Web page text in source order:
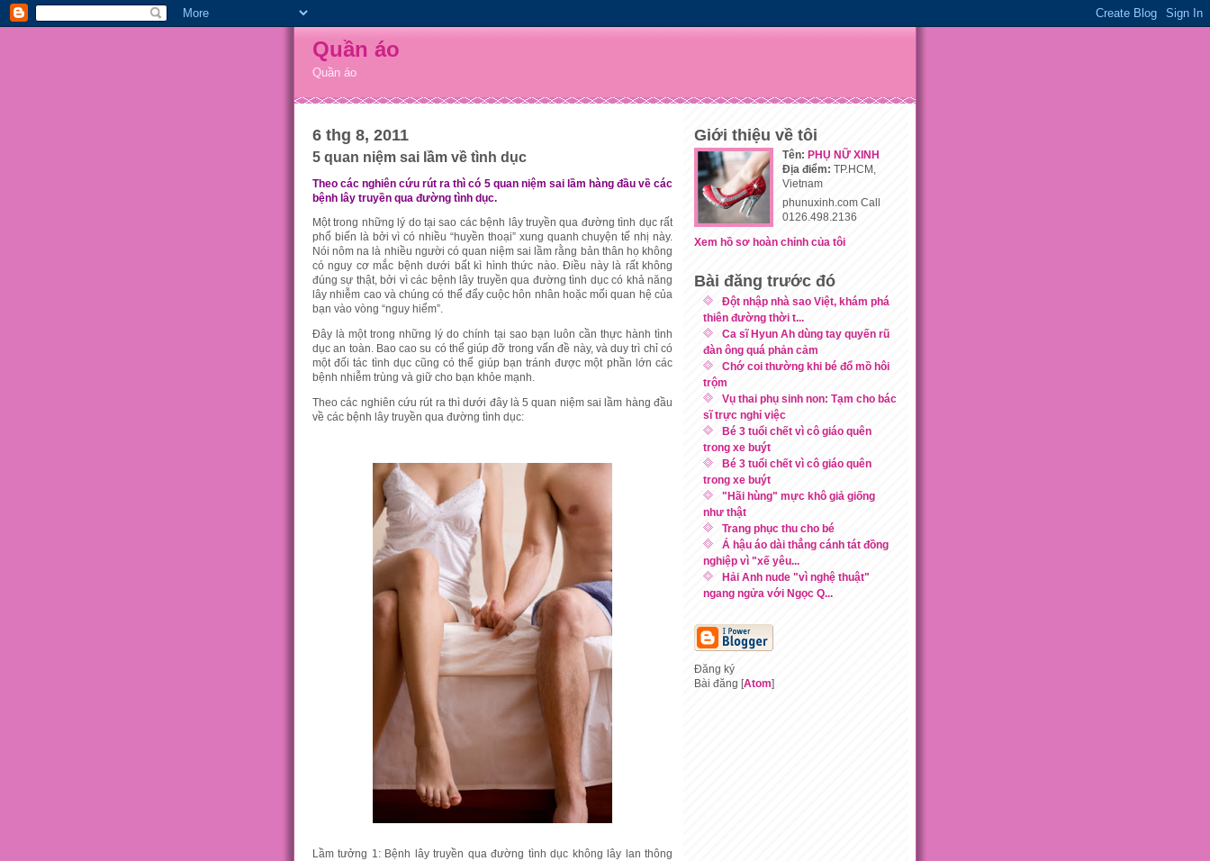
Quần áo
Quần áo
6 thg 8, 2011
5 quan niệm sai lầm về tình dục
Theo các nghiên cứu rút ra thì có 5 quan niệm sai lầm hàng đầu về các
bệnh lây truyền qua đường tình dục.
Một trong những lý do tại sao các bệnh lây truyền qua đường tình dục rất
phổ biến là bởi vì có nhiều “huyền thoại” xung quanh chuyện tế nhị này.
Nói nôm na là nhiều người có quan niệm sai lầm rằng bản thân họ không
có nguy cơ mắc bệnh dưới bất kì hình thức nào. Điều này là rất không
đúng sự thật, bởi vì các bệnh lây truyền qua đường tình dục có khả năng
lây nhiễm cao và chúng có thể đẩy cuộc hôn nhân hoặc mối quan hệ của
bạn vào vòng “nguy hiểm”.
Đây là một trong những lý do chính tại sao bạn luôn cần thực hành tình
dục an toàn. Bao cao su có thể giúp đỡ trong vấn đề này, và duy trì chỉ có
một đối tác tình dục cũng có thể giúp bạn tránh được một phần lớn các
bệnh nhiễm trùng và giữ cho bạn khỏe mạnh.
Theo các nghiên cứu rút ra thì dưới đây là 5 quan niệm sai lầm hàng đầu
về các bệnh lây truyền qua đường tình dục:
Lầm tưởng 1: Bệnh lây truyền qua đường tình dục không lây lan thông
Giới thiệu về tôi
Tên: PHỤ NỮ XINH
Địa điểm: TP.HCM,
Vietnam
phunuxinh.com Call
0126.498.2136
Xem hồ sơ hoàn chỉnh của tôi
Bài đăng trước đó
Đột nhập nhà sao Việt, khám phá
thiên đường thời t...
Ca sĩ Hyun Ah dùng tay quyến rũ
đàn ông quá phản cảm
Chớ coi thường khi bé đổ mồ hôi
trộm
Vụ thai phụ sinh non: Tạm cho bác
sĩ trực nghỉ việc
Bé 3 tuổi chết vì cô giáo quên
trong xe buýt
Bé 3 tuổi chết vì cô giáo quên
trong xe buýt
"Hãi hùng" mực khô giả giống
như thật
Trang phục thu cho bé
Á hậu áo dài thẳng cánh tát đồng
nghiệp vì "xế yêu...
Hải Anh nude "vì nghệ thuật"
ngang ngửa với Ngọc Q...
Đăng ký
Bài đăng [Atom]